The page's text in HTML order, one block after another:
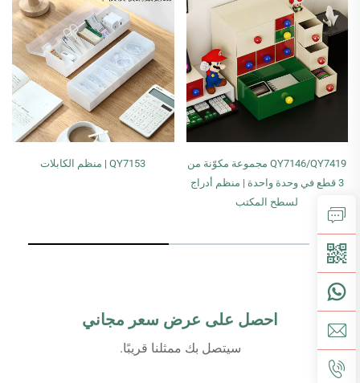
QY7146/QY7419 مجموعة مكوّنة من
3 قطع في وحدة واحدة | منظم أدراج
لسطح المكتب
QY7153 | منظم الكابلات
احصل على عرض سعر مجاني
سيتصل بك ممثلنا قريبًا.